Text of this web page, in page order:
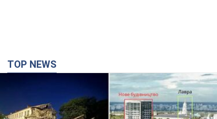
TOP NEWS